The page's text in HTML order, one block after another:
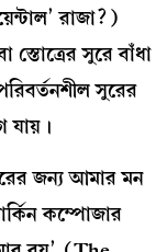
রাজা?)
স্তোত্রের সুরে বাঁধা
সুরের
যায়।
জন্য আমার মন
কম্পোজার